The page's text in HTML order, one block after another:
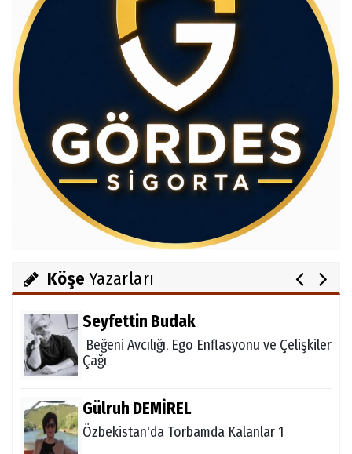
Köşe Yazarları
Av.Cenap GÜVEN
Gördesli Şair Alim Atay
Salih OKKALI
Seyfettin Budak
Beğeni Avcılığı, Ego Enflasyonu ve Çelişkiler
Çağı
Gülruh DEMİREL
Özbekistan'da Torbamda Kalanlar 1